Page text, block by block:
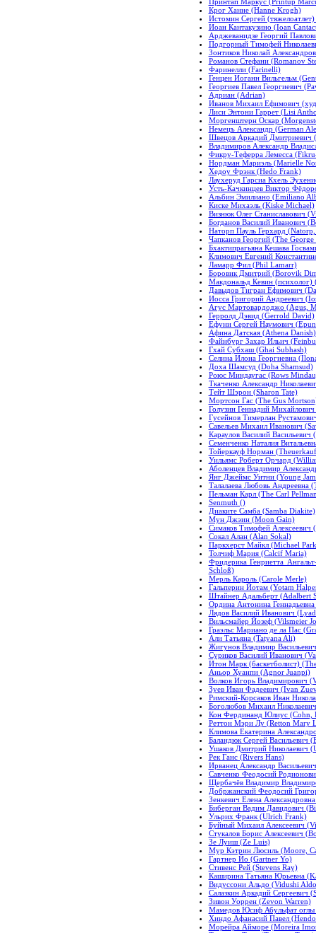
Крог Ханне (Hanne Krogh)
Истомин Сергей
Иоан Кантакузино (Ioan
Арджеванидзе Георгий
Подгорный Тимофей
Зонтиков Николай
Романов Стефани (Romanov
Фаринелли (Farinelli)
Генцен Иоганн Вильгельм
Георгиев Павел Георгиевич
Адриан (Adrian)
Иванов Михаил Ефимович
Лиси Энтони Гаррет (Lisi
Моргенштерн Оскар
Немецъ Александр (German
Швецов Аркадий Дмитриевич
Владимиров Александр
Фикру-Теферра Лемесса
Нордман Мариэль (Marielle
Хедоу Фрэнк (Hedo Frank)
Лаухеруд Гарсиа Кхель
Усть-Качкинцев Виктор
Альбин Эмилиано (Emiliano
Киске Михаэль (Kiske Michael)
Визнюк Олег Станиславович
Богданов Василий Иванович
Наторп Пауль Герхард
Чапканов Георгий (The
Бхактипрагьяна Кешава
Климович Евгений
Ламарр Фил (Phil Lamarr)
Боровик Дмитрий (Borovik
Макдональд Кевин
Давыдов Тигран Ефимович
Иосса Григорий Андреевич
Агус Мартовардоджо (Agus,
Герролд Дэвид (Gerrold David)
Ефуни Сергей Наумович
Афина Датская (Athena Danish)
Файнбург Захар Ильич
Гхай Субхаш (Ghai Subhash)
Селина Илона Георгиевна
Доха Шамсуд (Doha Shamsud)
Роюс Миндаугас (Rows
Ткаченко Александр
Тейт Шэрон (Sharon Tate)
Мортсон Гас (The Gus
Голузин Геннадий
Гусейнов Тимерлан
Савельев Михаил Иванович
Караулов Василий
Семенченко Наталия
Тойеркауф Норман
Уильямс Роберт Орчард
Аболенцев Владимир
Янг Джеймс Уитни (Young
Талалаева Любовь Андреевна
Пельман Карл (The Carl
Senmuth ()
Диаките Самба (Samba Diakite)
Мун Джэин (Moon Gain)
Симаков Тимофей Алексеевич
Сокал Алан (Alan Sokal)
Паркхерст Майкл (Michael
Толчиф Мария (Calcif Maria)
Фридерика Генриетта
Schloß)
Мерль Кароль (Carole Merle)
Гальперин Йотам (Yotam
Штайнер Адальберт (Adalbert
Ордина Антонина
Лядов Василий Иванович
Вильсмайер Йозеф (Vilsmeier
Граэльс Мариано де ла Пас
Али Татьяна (Tatyana Ali)
Жигунов Владимир
Суриков Василий Иванович
Итон Марк (баскетболист)
Аньор Хуанпи (Agnor Juanpi)
Волков Игорь Владимирович
Зуев Иван Фадеевич (Ivan
Римский-Корсаков Иван
Боголюбов Михаил
Кон Фердинанд Юлиус (Cohn,
Реттон Мэри Лу (Retton Mary
Климова Екатерина
Баландюк Сергей Васильевич
Ушаков Дмитрий Николаевич
Рек Ганс (Rivers Hans)
Ирванец Александр
Савченко Феодосий
Щербачёв Владимир
Добржанский Феодосий
Зенкевич Елена
Биберган Вадим Давидович
Ульрих Франк (Ulrich Frank)
Буйный Михаил Алексеевич
Стукалов Борис Алексеевич
Зе Луиш (Ze Luis)
Мур Кэтрин Люсиль (Moore,
Гартнер Йо (Gartner Yo)
Стивенс Рей (Stevens Ray)
Каширина Татьяна Юрьевна
Видуссони Альдо (Vidushi
Салазкин Аркадий Сергеевич
Зивон Уоррен (Zevon Warren)
Мамедов Юсиф Абульфат
Хиндо Афанасий Павел (Hendo
Морейра Айморе (Moreira